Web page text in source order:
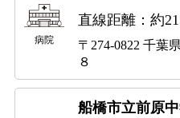
病院
直線距離：約
〒274-0822 千葉
８
船橋市立前原